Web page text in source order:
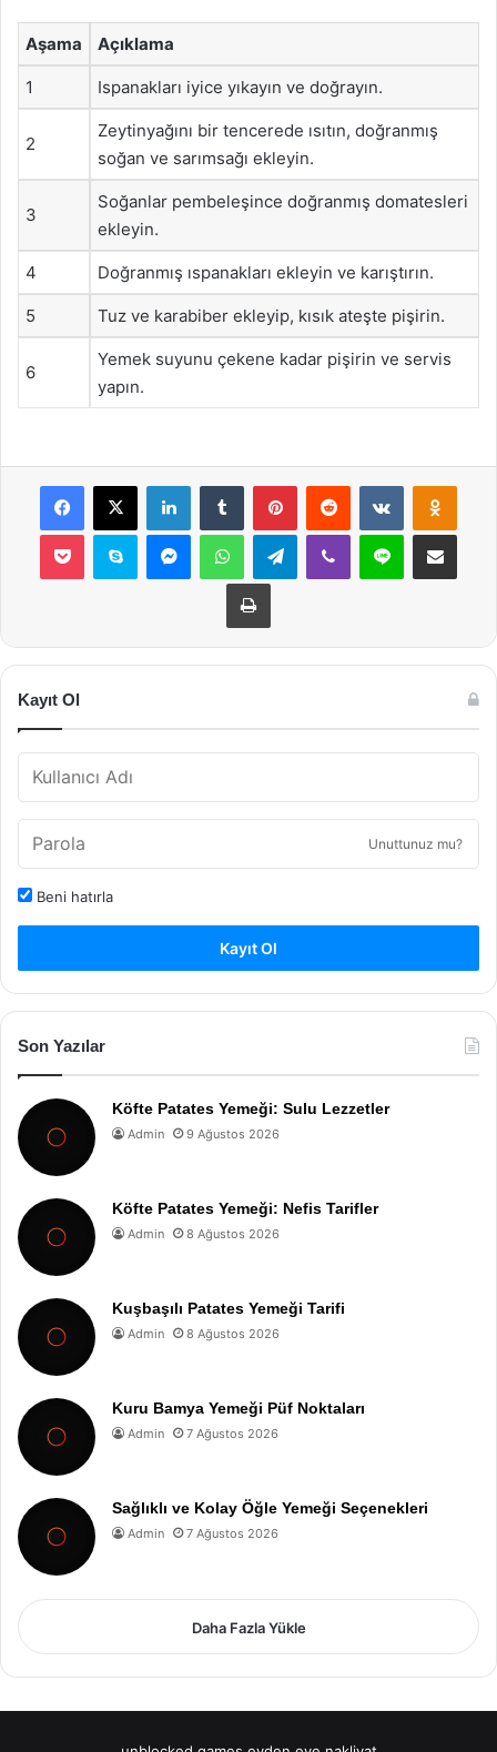
Aşama Açıklama
1 Ispanakları iyice yıkayın ve doğrayın.
2
Zeytinyağını bir tencerede ısıtın, doğranmış
soğan ve sarımsağı ekleyin.
3
Soğanlar pembeleşince doğranmış domatesleri
ekleyin.
4 Doğranmış ıspanakları ekleyin ve karıştırın.
5 Tuz ve karabiber ekleyip, kısık ateşte pişirin.
6
Yemek suyunu çekene kadar pişirin ve servis
yapın.
Facebook
X LinkedInTumblr PinterestReddit VKontakte
Pocket Skype MessengerWhatsAppTelegramViber Line E-Posta ile
Yazdır
Kayıt Ol
Unuttunuz mu?
Beni hatırla
Kayıt Ol
Son Yazılar
Köfte Patates Yemeği: Sulu Lezzetler
Admin 9 Ağustos 2026
Köfte Patates Yemeği: Nefis Tarifler
Admin 8 Ağustos 2026
Kuşbaşılı Patates Yemeği Tarifi
Admin 8 Ağustos 2026
Kuru Bamya Yemeği Püf Noktaları
Admin 7 Ağustos 2026
Sağlıklı ve Kolay Öğle Yemeği Seçenekleri
Admin 7 Ağustos 2026
Daha Fazla Yükle